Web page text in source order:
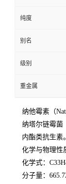
纯度
别名
级别
重金属
纳他霉素（
纳塔尔链霉菌
内酯类抗生素
化学与物理性
化学式：
分子量：